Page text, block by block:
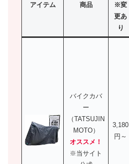
アイテム 商品
※変
更あ
り
バイクカバ
ー
（TATSUJIN
MOTO）
オススメ！
※当サイト
3,180
円～